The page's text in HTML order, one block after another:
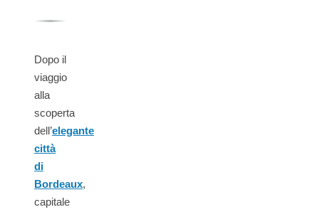
Dopo il
viaggio
alla
scoperta
dell’elegante
città
di
Bordeaux,
capitale